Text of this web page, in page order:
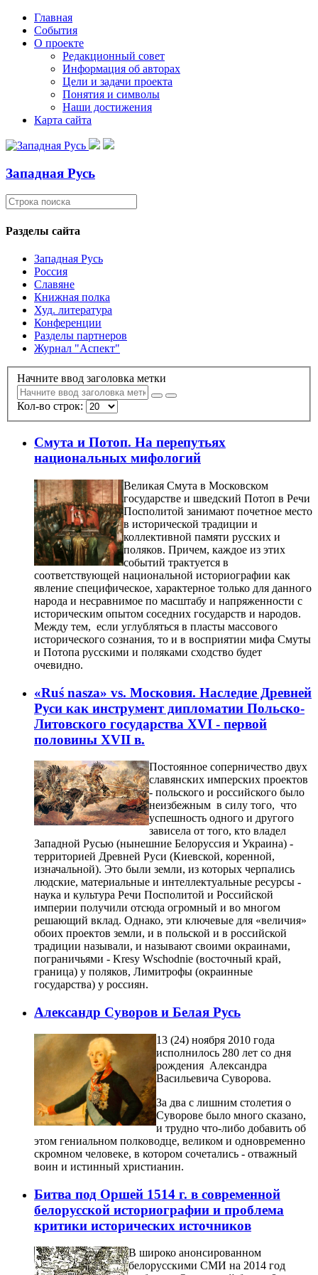
Главная
События
О проекте
Редакционный совет
Информация об авторах
Цели и задачи проекта
Понятия и символы
Наши достижения
Карта сайта
Западная Русь
Разделы сайта
Западная Русь
Россия
Славяне
Книжная полка
Худ. литература
Конференции
Разделы партнеров
Журнал "Аспект"
Начните ввод заголовка метки
Кол-во строк:
Смута и Потоп. На перепутьях
национальных мифологий
Великая Смута в Московском
государстве и шведский Потоп в Речи
Посполитой занимают почетное место
в исторической традиции и
коллективной памяти русских и
поляков. Причем, каждое из этих
событий трактуется в
соответствующей национальной историографии как
явление специфическое, характерное только для данного
народа и несравнимое по масштабу и напряженности с
историческим опытом соседних государств и народов.
Между тем, если углубляться в пласты массового
исторического сознания, то и в восприятии мифа Смуты
и Потопа русскими и поляками сходство будет
очевидно.
«Ruś nasza» vs. Московия. Наследие Древней
Руси как инструмент дипломатии Польско-
Литовского государства XVI - первой
половины XVII в.
Постоянное соперничество двух
славянских имперских проектов
- польского и российского было
неизбежным в силу того, что
успешность одного и другого
зависела от того, кто владел
Западной Русью (нынешние Белоруссия и Украина) -
территорией Древней Руси (Киевской, коренной,
изначальной). Это были земли, из которых черпались
людские, материальные и интеллектуальные ресурсы -
наука и культура Речи Посполитой и Российской
империи получили отсюда огромный и во многом
решающий вклад. Однако, эти ключевые для «величия»
обоих проектов земли, и в польской и в российской
традиции называли, и называют своими окраинами,
пограничьями - Kresy Wschodnie (восточный край,
граница) у поляков, Лимитрофы (окраинные
государства) у россиян.
Александр Суворов и Белая Русь
13 (24) ноября 2010 года
исполнилось 280 лет со дня
рождения Александра
Васильевича Суворова.
За два с лишним столетия о
Суворове было много сказано,
и трудно что-либо добавить об
этом гениальном полководце, великом и одновременно
скромном человеке, в котором сочетались - отважный
воин и истинный христианин.
Битва под Оршей 1514 г. в современной
белорусской историографии и проблема
критики исторических источников
В широко анонсированном
белорусскими СМИ на 2014 год